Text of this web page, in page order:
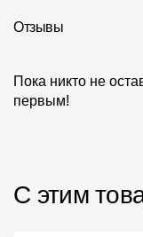
Отзывы
Пока никто не
первым!
С этим